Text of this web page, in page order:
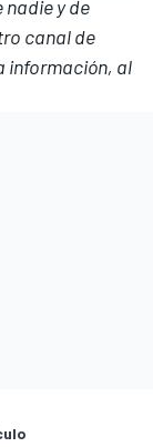
nadie y de
canal de
información, al